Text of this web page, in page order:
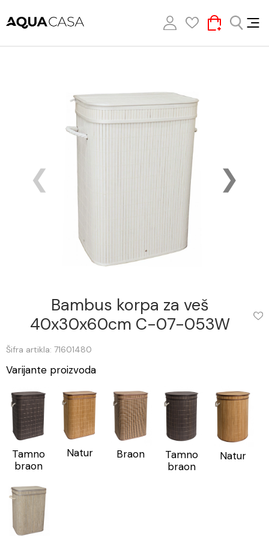
Bambus korpa za veš
40x30x60cm C-07-053W
Šifra artikla: 71601480
Varijante proizvoda
Tamno
braon
Natur Braon
Tamno
braon
Natur